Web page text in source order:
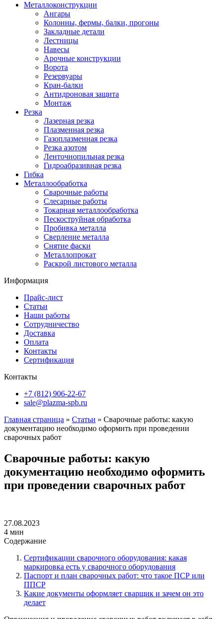
Металлоконструкции
Ангары
Колонны, фермы, балки, прогоны
Закладные детали
Лестницы
Навесы
Арочные конструкции
Ворота
Резервуары
Кран-балки
Антидроновая защита
Монтаж
Резка
Лазерная резка
Плазменная резка
Газоплазменная резка
Резка азотом
Ленточнопильная резка
Гидроабразивная резка
Гибка
Металлообработка
Сварочные работы
Слесарные работы
Токарная металлообработка
Пескоструйная обработка
Пробивка металла
Сверление металла
Снятие фаски
Металлопрокат
Раскрой листового металла
Информация
Прайс-лист
Статьи
Наши работы
Сотрудничество
Доставка
Оплата
Контакты
Сертификация
Контакты
+7 (812) 906-22-67
sale@plazma-spb.ru
Главная страница » Статьи » Сварочные работы: какую
документацию необходимо оформить при проведении
сварочных работ
Сварочные работы: какую
документацию необходимо оформить
при проведении сварочных работ
27.08.2023
4 мин
Содержание
Сертификации сварочного оборудования: какая
маркировка есть у сварочного оборудования
Паспорт и план сварочных работ: что такое ПСР или
ППСР
Какие документы оформляет сварщик и зачем он это
делает